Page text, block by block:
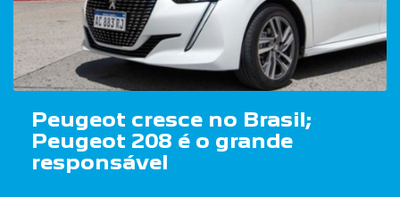
Peugeot cresce no Brasil;
Peugeot 208 é o grande
responsável